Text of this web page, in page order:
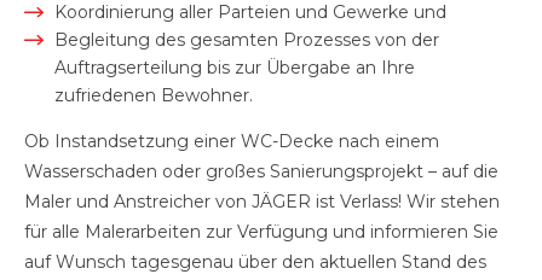
Koordinierung aller Parteien und Gewerke und
Begleitung des gesamten Prozesses von der
Auftragserteilung bis zur Übergabe an Ihre
zufriedenen Bewohner.
Ob Instandsetzung einer WC-Decke nach einem
Wasserschaden oder großes Sanierungsprojekt – auf die
Maler und Anstreicher von JÄGER ist Verlass! Wir stehen
für alle Malerarbeiten zur Verfügung und informieren Sie
auf Wunsch tagesgenau über den aktuellen Stand des